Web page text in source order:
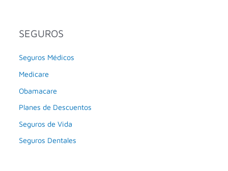
SEGUROS
Seguros Médicos
Medicare
Obamacare
Planes de Descuentos
Seguros de Vida
Seguros Dentales